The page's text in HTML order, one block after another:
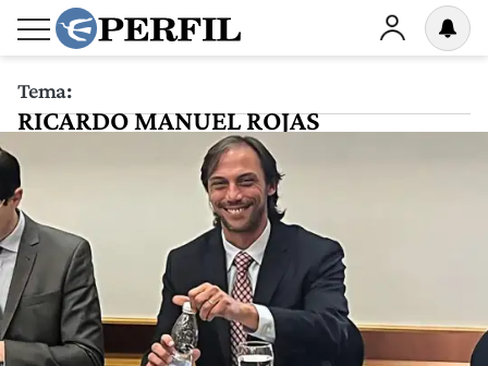
Tema:
RICARDO MANUEL ROJAS